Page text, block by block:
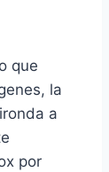
que
la
a
por